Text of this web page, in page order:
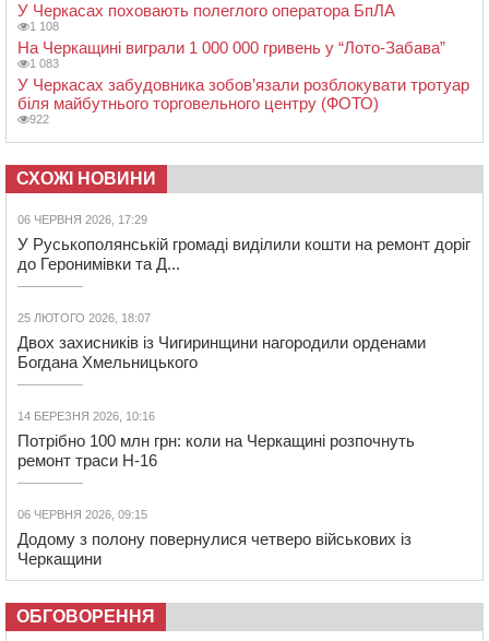
У Черкасах поховають полеглого оператора БпЛА
1 108
На Черкащині виграли 1 000 000 гривень у “Лото-Забава”
1 083
У Черкасах забудовника зобов’язали розблокувати тротуар
біля майбутнього торговельного центру (ФОТО)
922
СХОЖІ НОВИНИ
06 ЧЕРВНЯ 2026, 17:29
У Руськополянській громаді виділили кошти на ремонт доріг
до Геронимівки та Д...
25 ЛЮТОГО 2026, 18:07
Двох захисників із Чигиринщини нагородили орденами
Богдана Хмельницького
14 БЕРЕЗНЯ 2026, 10:16
Потрібно 100 млн грн: коли на Черкащині розпочнуть
ремонт траси Н-16
06 ЧЕРВНЯ 2026, 09:15
Додому з полону повернулися четверо військових із
Черкащини
ОБГОВОРЕННЯ